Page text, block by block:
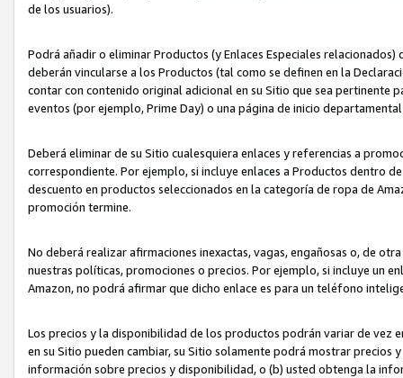
de los usuarios).
Podrá añadir o eliminar Productos (y Enlaces Especiales
deberán vincularse a los Productos (tal como se definen en la
contar con contenido original adicional en su Sitio que sea pertinente
eventos (por ejemplo, Prime Day) o una página de inicio
Deberá eliminar de su Sitio cualesquiera enlaces y referencias a
correspondiente. Por ejemplo, si incluye enlaces a Productos dentro
descuento en productos seleccionados en la categoría de ropa de
promoción termine.
No deberá realizar afirmaciones inexactas, vagas, engañosas o, de
nuestras políticas, promociones o precios. Por ejemplo, si incluye un
Amazon, no podrá afirmar que dicho enlace es para un teléfono
Los precios y la disponibilidad de los productos podrán variar de vez
en su Sitio pueden cambiar, su Sitio solamente podrá mostrar
información sobre precios y disponibilidad, o (b) usted obtenga la